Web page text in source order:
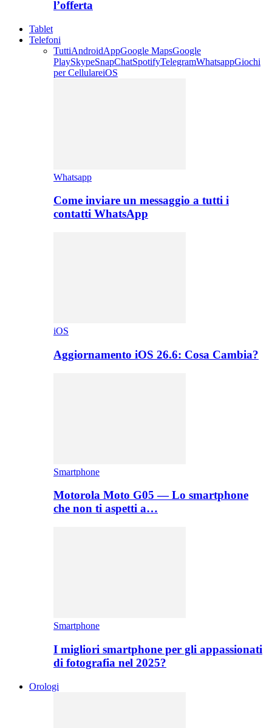
l’offerta
Tablet
Telefoni
TuttiAndroidAppGoogle MapsGoogle
PlaySkypeSnapChatSpotifyTelegramWhatsappGiochi
per CellulareiOS
Whatsapp
Come inviare un messaggio a tutti i
contatti WhatsApp
iOS
Aggiornamento iOS 26.6: Cosa Cambia?
Smartphone
Motorola Moto G05 — Lo smartphone
che non ti aspetti a…
Smartphone
I migliori smartphone per gli appassionati
di fotografia nel 2025?
Orologi